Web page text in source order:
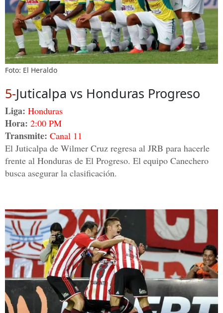
Foto: El Heraldo
5-Juticalpa vs Honduras Progreso
Liga: Honduras
Hora: 2:00 PM
Transmite: Canal 11
El Juticalpa de Wilmer Cruz regresa al JRB para hacerle
frente al Honduras de El Progreso. El equipo Canechero
busca asegurar la clasificación.